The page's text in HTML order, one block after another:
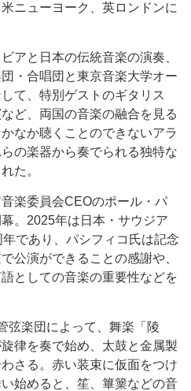
ニューヨーク、英ロンドンに
アと日本の伝統音楽の演奏、
・合唱団と東京音楽大学オー
て、特別ゲストのギタリス
ど、両国の音楽の融合を見る
なか聴くことのできないアラ
の楽器から奏でられる独特な
た。
楽委員会CEOのポール・パ
。2025年は日本・サウジア
であり、パシフィコ氏は記念
公演ができることの感謝や、
としての音楽の重要性などを
楽団によって、舞楽「陵
律を奏で始め、太鼓と金属製
さる。赤い装束に仮面をつけ
始めると、笙、篳篥などの音